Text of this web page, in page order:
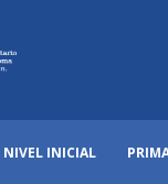
NIVEL INICIAL